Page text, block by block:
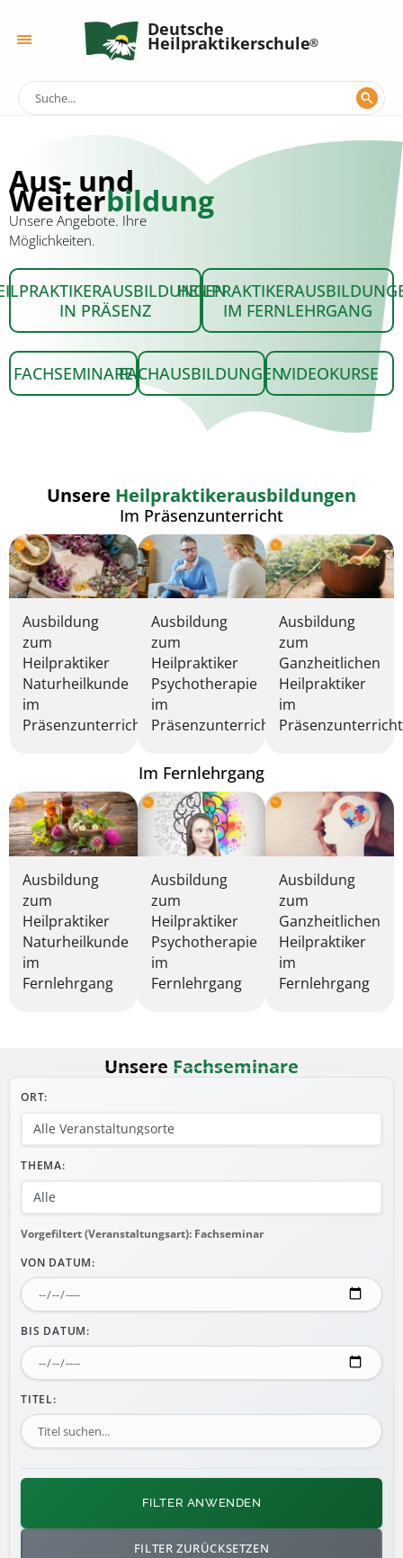
Deutsche
Heilpraktikerschule
Aus- und
Weiterbildung
Unsere Angebote. Ihre
Möglichkeiten.
IN PRÄSENZ
IM FERNLEHRGANG
FACHSEMINAREFACHAUSBILDUNGENVIDEOKURSE
Unsere Heilpraktikerausbildungen
Im Präsenzunterricht
Ausbildung
zum
Heilpraktiker
Naturheilkunde
im
Präsenzunterricht
Ausbildung
zum
Heilpraktiker
Psychotherapie
im
Präsenzunterricht
Ausbildung
zum
Ganzheitlichen
Heilpraktiker
im
Präsenzunterricht
Im Fernlehrgang
Ausbildung
zum
Heilpraktiker
Naturheilkunde
im
Fernlehrgang
Ausbildung
zum
Heilpraktiker
Psychotherapie
im
Fernlehrgang
Ausbildung
zum
Ganzheitlichen
Heilpraktiker
im
Fernlehrgang
Unsere Fachseminare
ORT:
THEMA:
Vorgefiltert (Veranstaltungsart): Fachseminar
VON DATUM:
BIS DATUM:
TITEL:
FILTER ANWENDEN
FILTER ZURÜCKSETZEN